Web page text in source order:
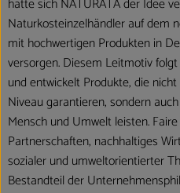
hatte sich NATURATA der Idee
Naturkosteinzelhändler auf dem
mit hochwertigen Produkten in
versorgen. Diesem Leitmotiv
und entwickelt Produkte, die
Niveau garantieren, sondern
Mensch und Umwelt leisten.
Partnerschaften, nachhaltiges
sozialer und umweltorientierter
Bestandteil der